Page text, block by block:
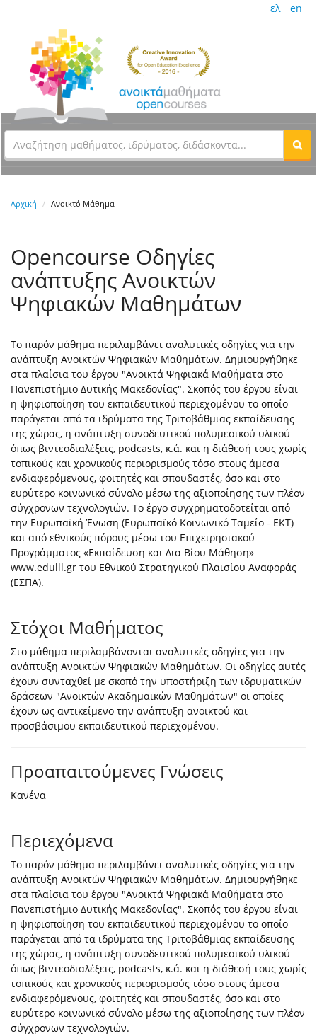
ελ en
Αρχική Ανοικτό Μάθημα
Opencourse Οδηγίες
ανάπτυξης Ανοικτών
Ψηφιακών Μαθημάτων
To παρόν μάθημα περιλαμβάνει αναλυτικές οδηγίες για την
ανάπτυξη Ανοικτών Ψηφιακών Μαθημάτων. Δημιουργήθηκε
στα πλαίσια του έργου "Ανοικτά Ψηφιακά Μαθήματα στο
Πανεπιστήμιο Δυτικής Μακεδονίας". Σκοπός του έργου είναι
η ψηφιοποίηση του εκπαιδευτικού περιεχομένου το οποίο
παράγεται από τα ιδρύματα της Τριτοβάθμιας εκπαίδευσης
της χώρας, η ανάπτυξη συνοδευτικού πολυμεσικού υλικού
όπως βιντεοδιαλέξεις, podcasts, κ.ά. και η διάθεσή τους χωρίς
τοπικούς και χρονικούς περιορισμούς τόσο στους άμεσα
ενδιαφερόμενους, φοιτητές και σπουδαστές, όσο και στο
ευρύτερο κοινωνικό σύνολο μέσω της αξιοποίησης των πλέον
σύγχρονων τεχνολογιών. Το έργο συγχρηματοδοτείται από
την Ευρωπαϊκή Ένωση (Ευρωπαϊκό Κοινωνικό Ταμείο - ΕΚΤ)
και από εθνικούς πόρους μέσω του Επιχειρησιακού
Προγράμματος «Εκπαίδευση και Δια Βίου Μάθηση»
www.edulll.gr του Εθνικού Στρατηγικού Πλαισίου Αναφοράς
(ΕΣΠΑ).
Στόχοι Μαθήματος
Στο μάθημα περιλαμβάνονται αναλυτικές οδηγίες για την
ανάπτυξη Ανοικτών Ψηφιακών Μαθημάτων. Oι οδηγίες αυτές
έχουν συνταχθεί με σκοπό την υποστήριξη των ιδρυματικών
δράσεων "Ανοικτών Ακαδημαϊκών Μαθημάτων" οι οποίες
έχουν ως αντικείμενο την ανάπτυξη ανοικτού και
προσβάσιμου εκπαιδευτικού περιεχομένου.
Προαπαιτούμενες Γνώσεις
Κανένα
Περιεχόμενα
To παρόν μάθημα περιλαμβάνει αναλυτικές οδηγίες για την
ανάπτυξη Ανοικτών Ψηφιακών Μαθημάτων. Δημιουργήθηκε
στα πλαίσια του έργου "Ανοικτά Ψηφιακά Μαθήματα στο
Πανεπιστήμιο Δυτικής Μακεδονίας". Σκοπός του έργου είναι
η ψηφιοποίηση του εκπαιδευτικού περιεχομένου το οποίο
παράγεται από τα ιδρύματα της Τριτοβάθμιας εκπαίδευσης
της χώρας, η ανάπτυξη συνοδευτικού πολυμεσικού υλικού
όπως βιντεοδιαλέξεις, podcasts, κ.ά. και η διάθεσή τους χωρίς
τοπικούς και χρονικούς περιορισμούς τόσο στους άμεσα
ενδιαφερόμενους, φοιτητές και σπουδαστές, όσο και στο
ευρύτερο κοινωνικό σύνολο μέσω της αξιοποίησης των πλέον
σύγχρονων τεχνολογιών.